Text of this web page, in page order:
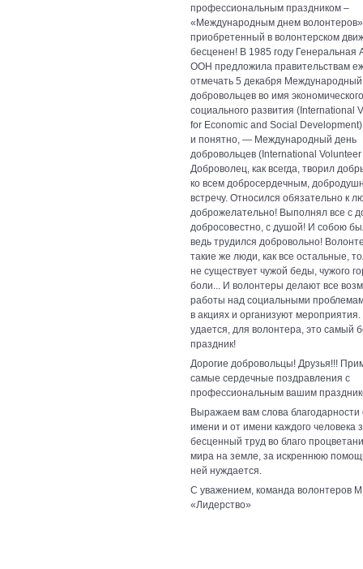
профессиональным праздником –
«Международным днем
приобретенный в волонтерском
бесценен! В 1985 году Генеральная
ООН предложила правительствам
отмечать 5 декабря
добровольцев во имя
социального развития (International
for Economic and Social Development)
и понятно, — Международный день
добровольцев (International
Доброволец, как всегда, творил
ко всем добросердечным,
встречу. Относился обязательно к
доброжелательно! Выполнял все с
добросовестно, с душой! И собою
ведь трудился добровольно!
такие же люди, как все остальные,
не существует чужой беды, чужого
боли... И волонтеры делают все
работы над социальными
в акциях и организуют мероприятия.
удается, для волонтера, это самый
праздник!
Дорогие добровольцы! Друзья!!!
самые сердечные поздравления с
профессиональным вашим
Выражаем вам слова благодарности
имени и от имени каждого человека
бесценный труд во благо
мира на земле, за искреннюю
ней нуждается.
С уважением, команда волонтеров
«Лидерство»